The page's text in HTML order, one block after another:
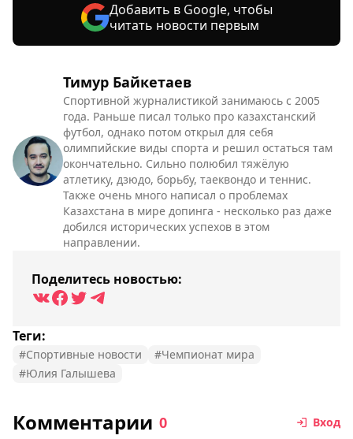
Тимур Байкетаев
Спортивной журналистикой занимаюсь с 2005
года. Раньше писал только про казахстанский
футбол, однако потом открыл для себя
олимпийские виды спорта и решил остаться там
окончательно. Сильно полюбил тяжёлую
атлетику, дзюдо, борьбу, таеквондо и теннис.
Также очень много написал о проблемах
Казахстана в мире допинга - несколько раз даже
добился исторических успехов в этом
направлении.
Поделитесь новостью:
Теги:
#Спортивные новости
#Чемпионат мира
#Юлия Галышева
Добавить в Google, чтобы
читать новости первым
Комментарии 0 Вход